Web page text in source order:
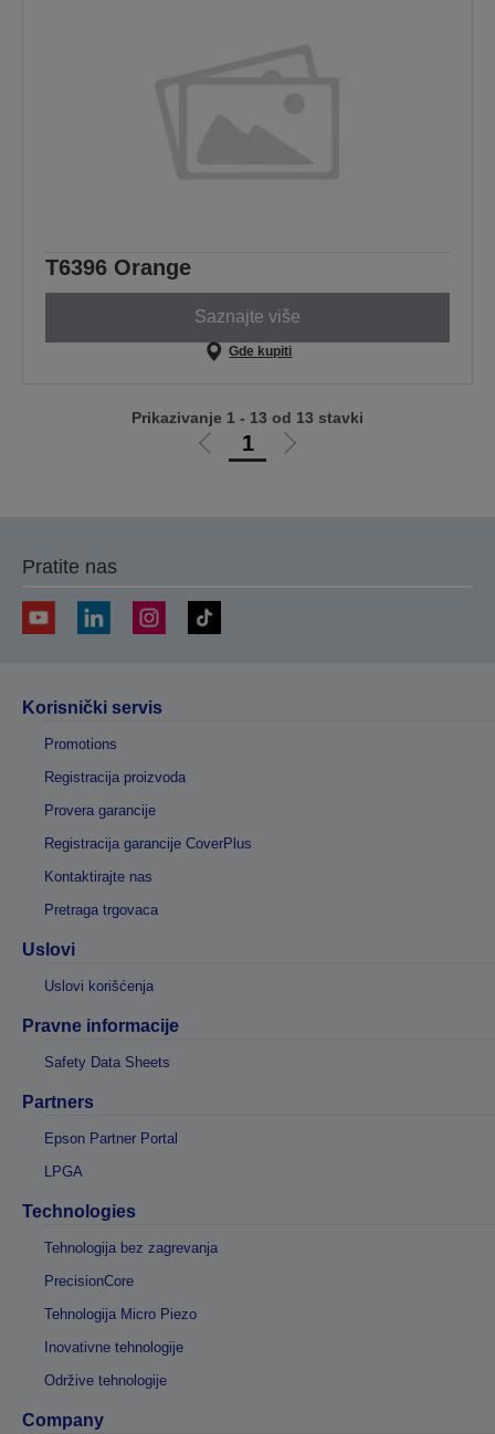
T6396 Orange
Saznajte više
Gde kupiti
Idi
1
Idi
Prikazivanje 1 - 13 od 13 stavki
Pratite nas
Korisnički servis
Promotions
Registracija proizvoda
Provera garancije
Registracija garancije CoverPlus
Kontaktirajte nas
Pretraga trgovaca
Uslovi
Uslovi korišćenja
Pravne informacije
Safety Data Sheets
Partners
Epson Partner Portal
LPGA
Technologies
Tehnologija bez zagrevanja
PrecisionCore
Tehnologija Micro Piezo
Inovativne tehnologije
Održive tehnologije
Company